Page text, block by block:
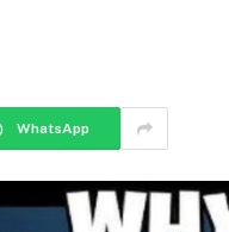
WhatsApp